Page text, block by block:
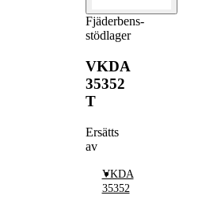
Fjäderbens-
stödlager
VKDA
35352
T
Ersätts
av
VKDA
35352